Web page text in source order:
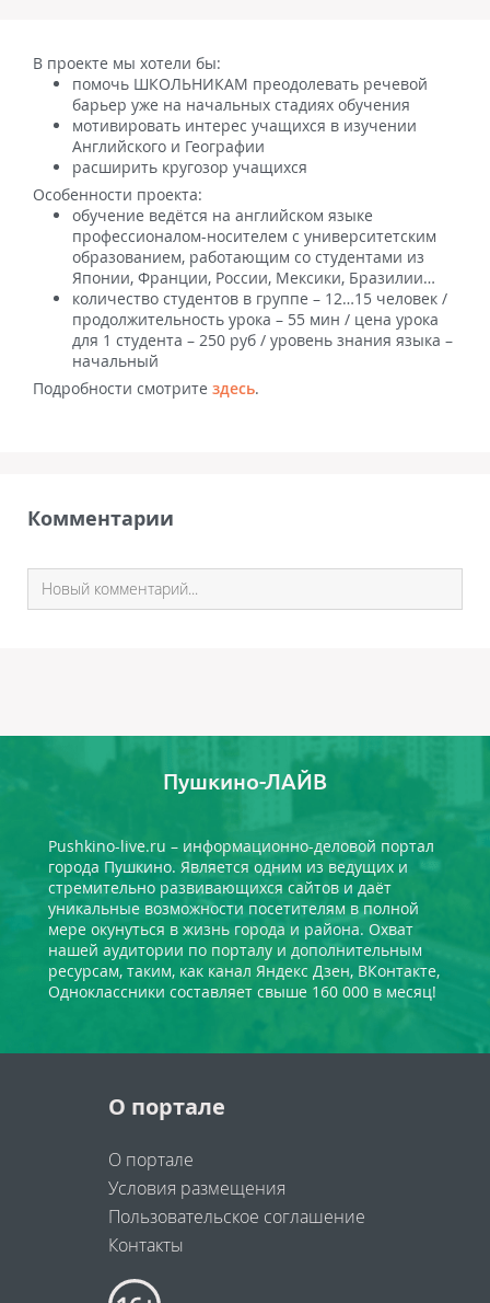
В проекте мы хотели бы:
помочь ШКОЛЬНИКАМ преодолевать речевой
барьер уже на начальных стадиях обучения
мотивировать интерес учащихся в изучении
Английского и Географии
расширить кругозор учащихся
Особенности проекта:
обучение ведётся на английском языке
профессионалом-носителем с университетским
образованием, работающим со студентами из
Японии, Франции, России, Мексики, Бразилии…
количество студентов в группе – 12…15 человек /
продолжительность урока – 55 мин / цена урока
для 1 студента – 250 руб / уровень знания языка –
начальный
Подробности смотрите здесь.
Комментарии
Пушкино-ЛАЙВ
Pushkino-live.ru – информационно-деловой портал
города Пушкино. Является одним из ведущих и
стремительно развивающихся сайтов и даёт
уникальные возможности посетителям в полной
мере окунуться в жизнь города и района. Охват
нашей аудитории по порталу и дополнительным
ресурсам, таким, как канал Яндекс Дзен, ВКонтакте,
Одноклассники составляет свыше 160 000 в месяц!
О портале
О портале
Условия размещения
Пользовательское соглашение
Контакты